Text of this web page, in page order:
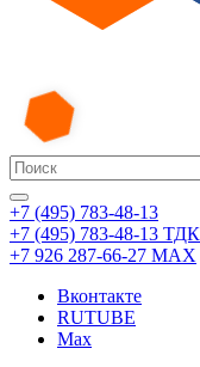
+7 (495) 783-48-13
+7 (495) 783-48-13 ТДК
+7 926 287-66-27 МАХ
Вконтакте
RUTUBE
Max